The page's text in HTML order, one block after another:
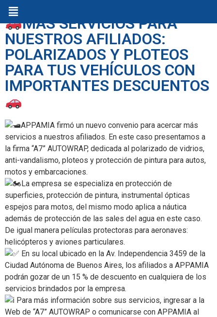
MÁS SERVICIOS PARA
NUESTROS AFILIADOS:
POLARIZADOS Y PLOTEOS
PARA TUS VEHÍCULOS CON
IMPORTANTES DESCUENTOS
APPAMIA firmó un nuevo convenio para acercar más
servicios a nuestros afiliados. En este caso presentamos a
la firma “A7” AUTOWRAP, dedicada al polarizado de vidrios,
anti-vandalismo, ploteos y protección de pintura para autos,
motos y embarcaciones.
La empresa se especializa en protección de
superficies, protección de pintura, instrumental ópticas
espejos para motos, del mismo modo aplica a náutica
además de protección de las sales del agua en este caso.
De igual manera películas protectoras para aeronaves:
helicópteros y aviones particulares.
En su local ubicado en la Av. Independencia 3459 de la
Ciudad Autónoma de Buenos Aires, los afiliados a APPAMIA
podrán gozar de un 15 % de descuento en cualquiera de los
servicios brindados por la empresa.
Para más información sobre sus servicios, ingresar a la
Web de “A7” AUTOWRAP o comunicarse con APPAMIA al